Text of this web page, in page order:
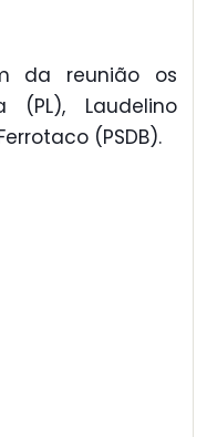
da reunião os
(PL), Laudelino
(PSDB).